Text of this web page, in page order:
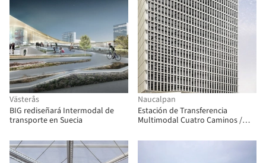
Västerås
BIG rediseñará Intermodal de
transporte en Suecia
Naucalpan
Estación de Transferencia
Multimodal Cuatro Caminos /